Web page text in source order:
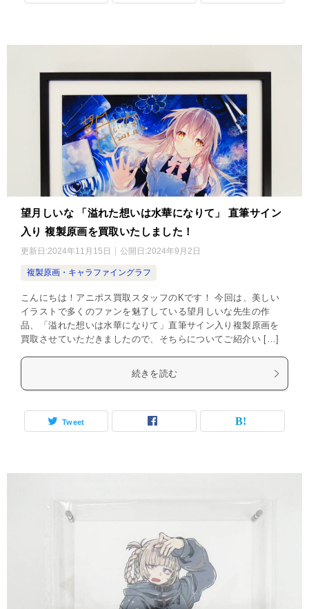
望月しいな 「溢れた想いは水華になりて」 直筆サイン
入り 複製原画を買取いたしました！
更新日:2024年11月15日 公開日:2024年9月2日
複製原画・キャラファイングラフ
こんにちは！アニポス買取スタッフのKです！ 今回は、美しい
イラストで多くのファンを魅了している望月しいな先生の作
品、「溢れた想いは水華になりて」直筆サイン入り複製原画を
買取させていただきましたので、そちらについてご紹介い […]
続きを読む
Tweet